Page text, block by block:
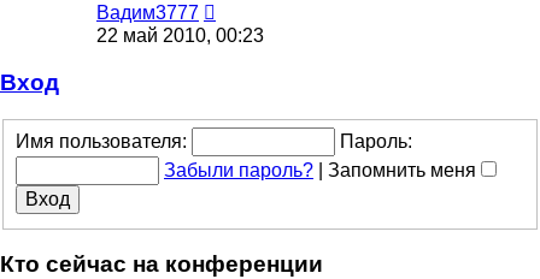
Вадим3777
к
22 май 2010, 00:23
Вход
Имя пользователя:
Пароль:
Забыли пароль?
Запомнить меня
Кто сейчас на конференции